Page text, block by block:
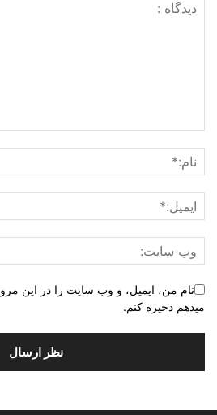
نام من، ایمیل، و وب سایت را در این
میدهم ذخیره کنم.